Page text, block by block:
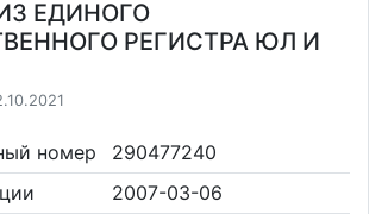
ЕДИНОГО
РЕГИСТРА ЮЛ И
номер
290477240
2007-03-06